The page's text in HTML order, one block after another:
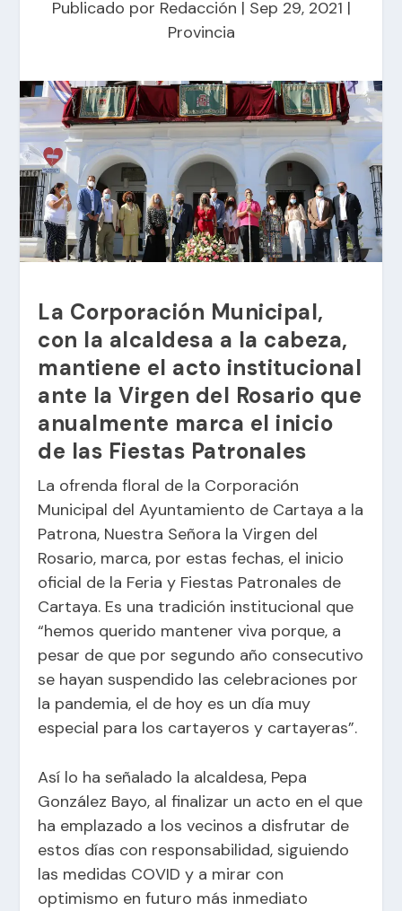
Publicado por Redacción | Sep 29, 2021 |
Provincia
La Corporación Municipal,
con la alcaldesa a la cabeza,
mantiene el acto institucional
ante la Virgen del Rosario que
anualmente marca el inicio
de las Fiestas Patronales
La ofrenda floral de la Corporación
Municipal del Ayuntamiento de Cartaya a la
Patrona, Nuestra Señora la Virgen del
Rosario, marca, por estas fechas, el inicio
oficial de la Feria y Fiestas Patronales de
Cartaya. Es una tradición institucional que
“hemos querido mantener viva porque, a
pesar de que por segundo año consecutivo
se hayan suspendido las celebraciones por
la pandemia, el de hoy es un día muy
especial para los cartayeros y cartayeras”.
Así lo ha señalado la alcaldesa, Pepa
González Bayo, al finalizar un acto en el que
ha emplazado a los vecinos a disfrutar de
estos días con responsabilidad, siguiendo
las medidas COVID y a mirar con
optimismo en futuro más inmediato